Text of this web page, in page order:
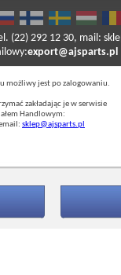
export@ajsparts.pl
(22) 292 12 30, mail:
możliwy jest po zalogowaniu.
zakładając je w serwisie
Handlowym:
sklep@ajsparts.pl